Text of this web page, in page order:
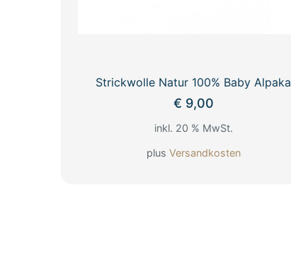
Strickwolle Natur 100% Baby Alpaka
€ 9,00
inkl. 20 % MwSt.
plus Versandkosten